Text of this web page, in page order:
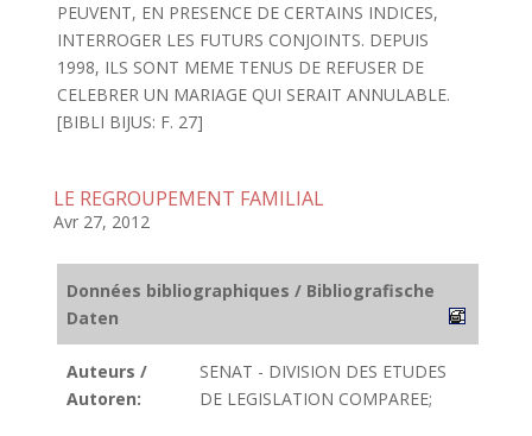
PEUVENT, EN PRESENCE DE CERTAINS INDICES,
INTERROGER LES FUTURS CONJOINTS. DEPUIS
1998, ILS SONT MEME TENUS DE REFUSER DE
CELEBRER UN MARIAGE QUI SERAIT ANNULABLE.
[BIBLI BIJUS: F. 27]
LE REGROUPEMENT FAMILIAL
Avr 27, 2012
Données bibliographiques / Bibliografische
Daten
Auteurs /
Autoren:
SENAT - DIVISION DES ETUDES
DE LEGISLATION COMPAREE;